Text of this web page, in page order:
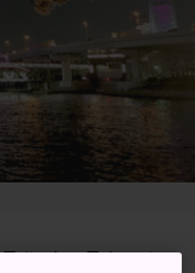
Taito-ku, Tokyo-to